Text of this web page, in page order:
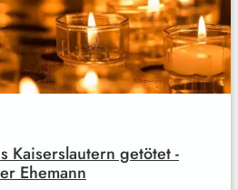
Kaiserslautern getötet -
Ehemann